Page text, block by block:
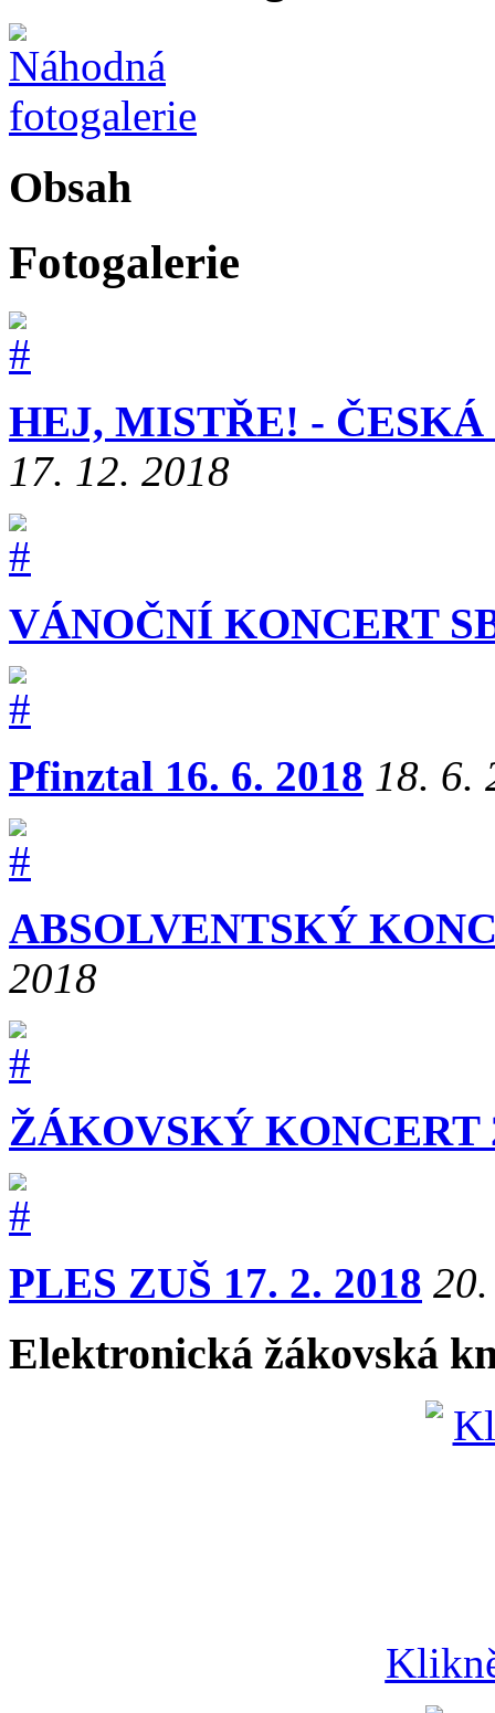
Obsah
Fotogalerie
HEJ, MISTŘE! -
17. 12. 2018
VÁNOČNÍ KONCERT
Pfinztal 16. 6. 2018 18. 6.
ABSOLVENTSKÝ
2018
ŽÁKOVSKÝ KONCERT
PLES ZUŠ 17. 2. 2018
Elektronická žákovská